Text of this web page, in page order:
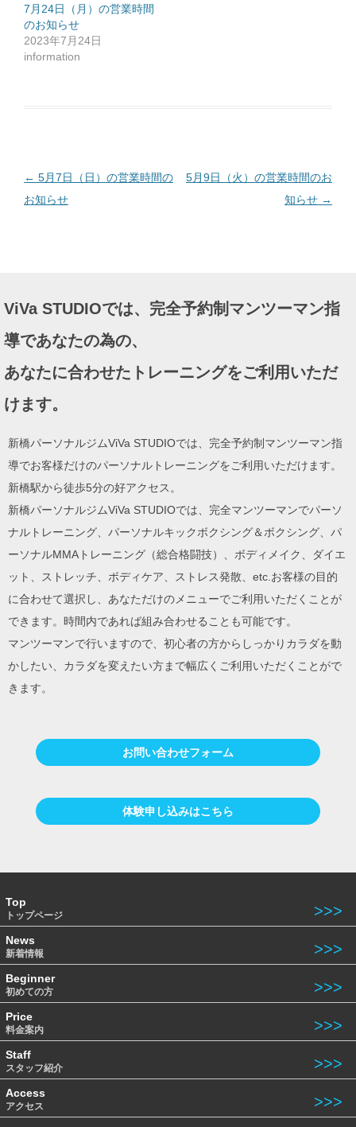
ッ
ク
し
て
く
だ
さ
で
開
ま
す
7月24日（月）の営業時間
のお知らせ
2023年7月24日
information
投
稿
シ
ョ
← 5月7日（日）の営業時間の
お知らせ
5月9日（火）の営業時間のお
知らせ →
ViVa STUDIOでは、完全予約制マンツーマン指
導であなたの為の、
あなたに合わせたトレーニングをご利用いただ
けます。
新橋パーソナルジムViVa STUDIOでは、完全予約制マンツーマン指
導でお客様だけのパーソナルトレーニングをご利用いただけます。
新橋駅から徒歩5分の好アクセス。
新橋パーソナルジムViVa STUDIOでは、完全マンツーマンでパーソ
ナルトレーニング、パーソナルキックボクシング＆ボクシング、パ
ーソナルMMAトレーニング（総合格闘技）、ボディメイク、ダイエ
ット、ストレッチ、ボディケア、ストレス発散、etc.お客様の目的
に合わせて選択し、あなただけのメニューでご利用いただくことが
できます。時間内であれば組み合わせることも可能です。
マンツーマンで行いますので、初心者の方からしっかりカラダを動
かしたい、カラダを変えたい方まで幅広くご利用いただくことがで
きます。
お問い合わせフォーム
体験申し込みはこちら
Top
トップページ
News
新着情報
Beginner
初めての方
Price
料金案内
Staff
スタッフ紹介
Access
アクセス